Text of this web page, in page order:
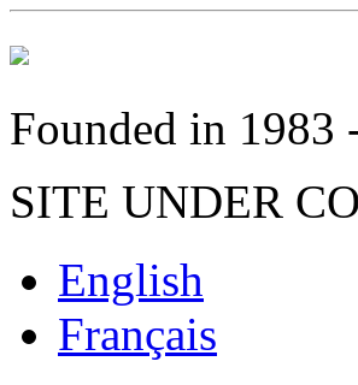
Founded in
SITE UNDER
English
Français